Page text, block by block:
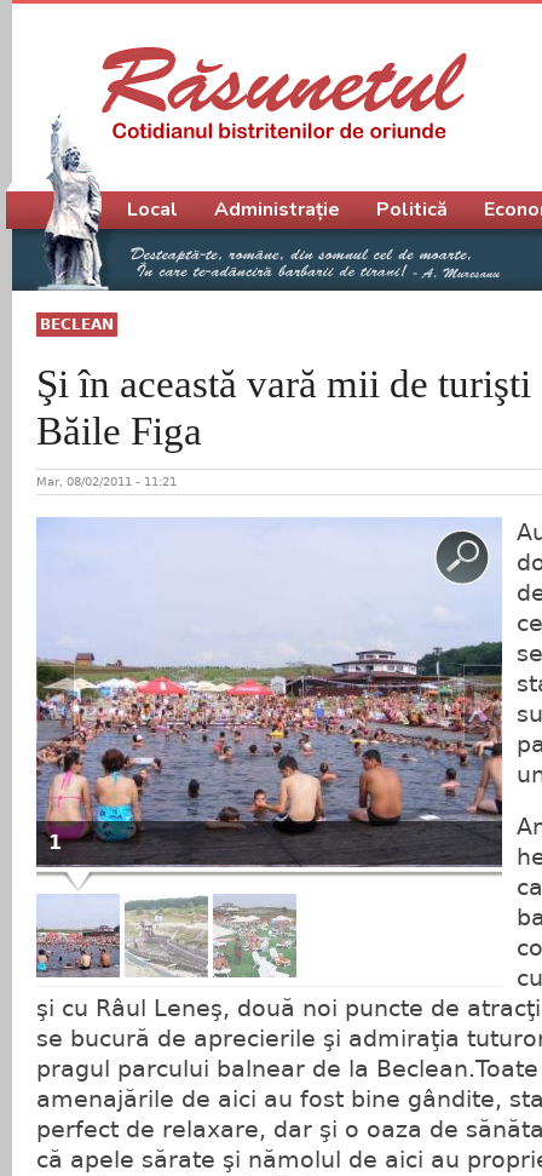
BECLEAN
Şi în această vară mii de turişti
Băile Figa
Mar, 08/02/2011 - 11:21
1
şi cu Râul Leneş, două noi puncte de
se bucură de aprecierile şi admiraţia
pragul parcului balnear de la
amenajările de aici au fost bine gândite,
perfect de relaxare, dar şi o oaza de
că apele sărate şi nămolul de aici au
Meniu principal
Local Administrație Politică